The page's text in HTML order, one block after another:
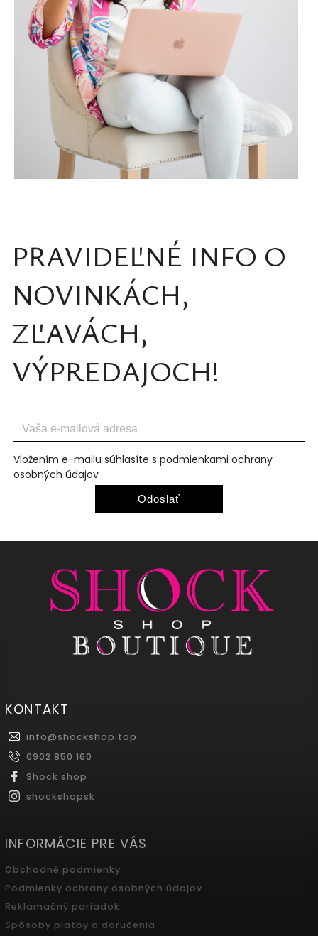
PRAVIDEĽNÉ INFO O
NOVINKÁCH,
ZĽAVÁCH,
VÝPREDAJOCH!
Vložením e-mailu súhlasíte s podmienkami ochrany
osobných údajov
Odoslať
KONTAKT
info@shockshop.top
0902 850 160
Shock shop
shockshopsk
INFORMÁCIE PRE VÁS
Obchodné podmienky
Podmienky ochrany osobných údajov
Reklamačný poriadok
Spôsoby platby a doručenia